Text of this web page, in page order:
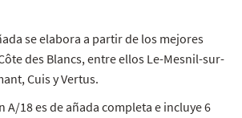
se elabora a partir de los mejores
des Blancs, entre ellos Le-Mesnil-sur-
Cuis y Vertus.
A/18 es de añada completa e incluye 6